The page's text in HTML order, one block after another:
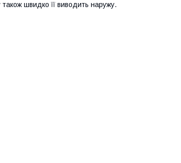
швидко її виводить наружу.